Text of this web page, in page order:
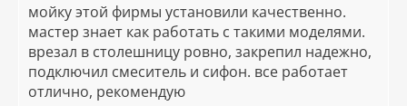
мойку этой фирмы установили качественно.
мастер знает как работать с такими моделями.
врезал в столешницу ровно, закрепил надежно,
подключил смеситель и сифон. все работает
отлично, рекомендую